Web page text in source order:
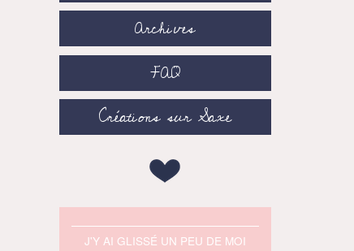
Archives
FAQ
Créations sur Saxe
J'Y AI GLISSÉ UN PEU DE MOI